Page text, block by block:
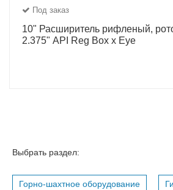
Под заказ
10" Расширитель рифленый,
2.375" API Reg Box x Eye
Выбрать раздел:
Горно-шахтное оборудование